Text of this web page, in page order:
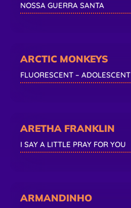
NOSSA GUERRA SANTA
ARCTIC MONKEYS
FLUORESCENT – ADOLESCENT
ARETHA FRANKLIN
I SAY A LITTLE PRAY FOR YOU
ARMANDINHO